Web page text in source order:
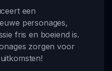
een
personages,
fris en boeiend is.
zorgen voor